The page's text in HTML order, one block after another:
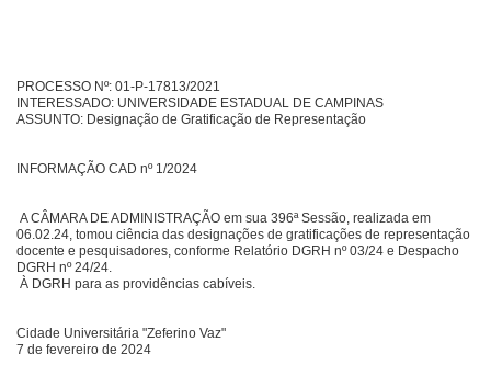
PROCESSO Nº: 01-P-17813/2021
INTERESSADO: UNIVERSIDADE ESTADUAL DE CAMPINAS
ASSUNTO: Designação de Gratificação de Representação
INFORMAÇÃO CAD nº 1/2024
A CÂMARA DE ADMINISTRAÇÃO em sua 396ª Sessão, realizada em
06.02.24, tomou ciência das designações de gratificações de representação
docente e pesquisadores, conforme Relatório DGRH nº 03/24 e Despacho
DGRH nº 24/24.
À DGRH para as providências cabíveis.
Cidade Universitária "Zeferino Vaz"
7 de fevereiro de 2024